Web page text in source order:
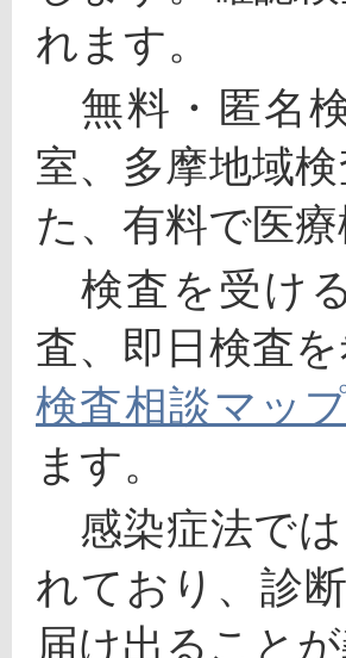
れます。
無料・匿名
室、多摩地域
た、有料で医
検査を受け
査、即日検査
検査相談マッ
ます。
感染症法では
れており、診
届け出ること